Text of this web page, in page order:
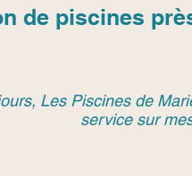
de piscines
Les Piscines de
service sur